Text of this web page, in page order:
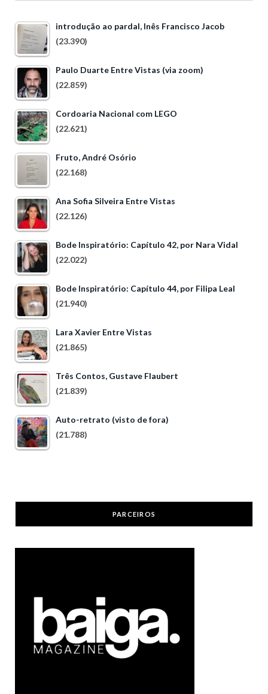
introdução ao pardal, Inês Francisco Jacob
(23.390)
Paulo Duarte Entre Vistas (via zoom)
(22.859)
Cordoaria Nacional com LEGO
(22.621)
Fruto, André Osório
(22.168)
Ana Sofia Silveira Entre Vistas
(22.126)
Bode Inspiratório: Capítulo 42, por Nara Vidal
(22.022)
Bode Inspiratório: Capítulo 44, por Filipa Leal
(21.940)
Lara Xavier Entre Vistas
(21.865)
Três Contos, Gustave Flaubert
(21.839)
Auto-retrato (visto de fora)
(21.788)
PARCEIROS